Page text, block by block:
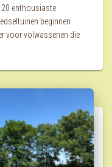
20 enthousiaste
beginnen
voor volwassenen die